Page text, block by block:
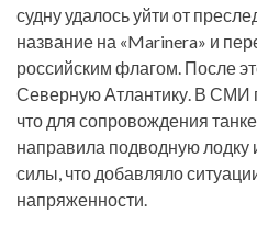
судну удалось уйти от
название на «Marinera» и
российским флагом. После
Северную Атлантику. В СМИ
что для сопровождения
направила подводную лодку
силы, что добавляло
напряженности.